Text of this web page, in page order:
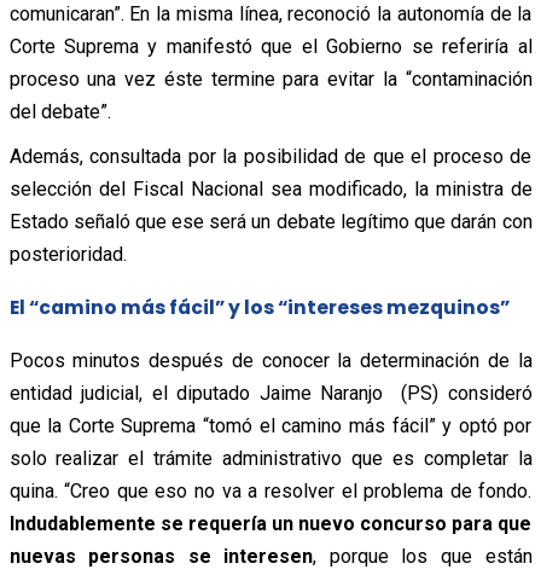
comunicaran”. En la misma línea, reconoció la autonomía de la
Corte Suprema y manifestó que el Gobierno se referiría al
proceso una vez éste termine para evitar la “contaminación
del debate”.
Además, consultada por la posibilidad de que el proceso de
selección del Fiscal Nacional sea modificado, la ministra de
Estado señaló que ese será un debate legítimo que darán con
posterioridad.
El “camino más fácil” y los “intereses mezquinos”
Pocos minutos después de conocer la determinación de la
entidad judicial, el diputado Jaime Naranjo (PS) consideró
que la Corte Suprema “tomó el camino más fácil” y optó por
solo realizar el trámite administrativo que es completar la
quina. “Creo que eso no va a resolver el problema de fondo.
Indudablemente se requería un nuevo concurso para que
nuevas personas se interesen, porque los que están